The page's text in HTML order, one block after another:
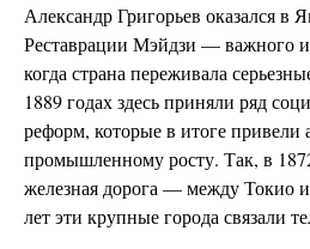
Александр Григорьев оказался в
Реставрации Мэйдзи — важного
когда страна переживала
1889 годах здесь приняли ряд
реформ, которые в итоге
промышленному росту. Так, в
железная дорога — между Токио
лет эти крупные города связали